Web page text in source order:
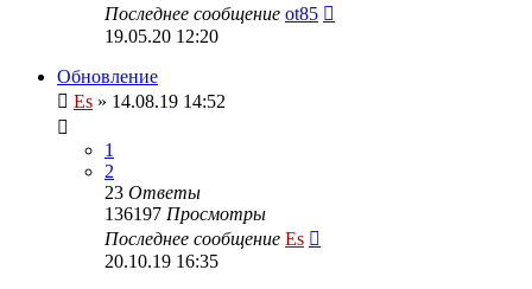
Последнее сообщение ot85
19.05.20 12:20
Обновление
Es » 14.08.19 14:52
1
2
23 Ответы
136197 Просмотры
Последнее сообщение Es
20.10.19 16:35